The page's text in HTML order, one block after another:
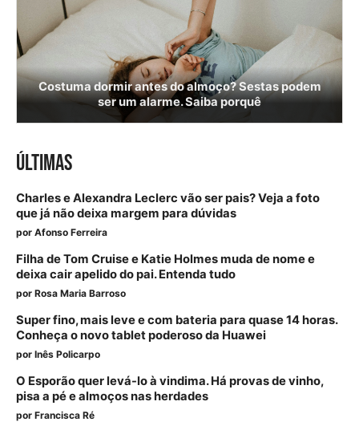
Costuma dormir antes do almoço? Sestas podem
ser um alarme. Saiba porquê
ÚLTIMAS
Charles e Alexandra Leclerc vão ser pais? Veja a foto
que já não deixa margem para dúvidas
por Afonso Ferreira
Filha de Tom Cruise e Katie Holmes muda de nome e
deixa cair apelido do pai. Entenda tudo
por Rosa Maria Barroso
Super fino, mais leve e com bateria para quase 14 horas.
Conheça o novo tablet poderoso da Huawei
por Inês Policarpo
O Esporão quer levá-lo à vindima. Há provas de vinho,
pisa a pé e almoços nas herdades
por Francisca Ré